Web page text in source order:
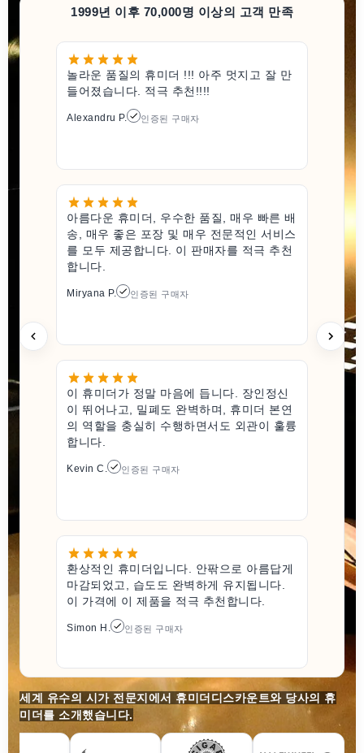
1999년 이후 70,000명 이상의 고객 만족
놀라운 품질의 휴미더 !!! 아주 멋지고 잘 만
들어졌습니다. 적극 추천!!!!
Alexandru P. 인증된 구매자
아름다운 휴미더, 우수한 품질, 매우 빠른 배
송, 매우 좋은 포장 및 매우 전문적인 서비스
를 모두 제공합니다. 이 판매자를 적극 추천
합니다.
Miryana P. 인증된 구매자
이 휴미더가 정말 마음에 듭니다. 장인정신
이 뛰어나고, 밀폐도 완벽하며, 휴미더 본연
의 역할을 충실히 수행하면서도 외관이 훌륭
합니다.
Kevin C. 인증된 구매자
환상적인 휴미더입니다. 안팎으로 아름답게
마감되었고, 습도도 완벽하게 유지됩니다.
이 가격에 이 제품을 적극 추천합니다.
Simon H. 인증된 구매자
세계 유수의 시가 전문지에서 휴미더디스카운트와 당사의 휴
미더를 소개했습니다.